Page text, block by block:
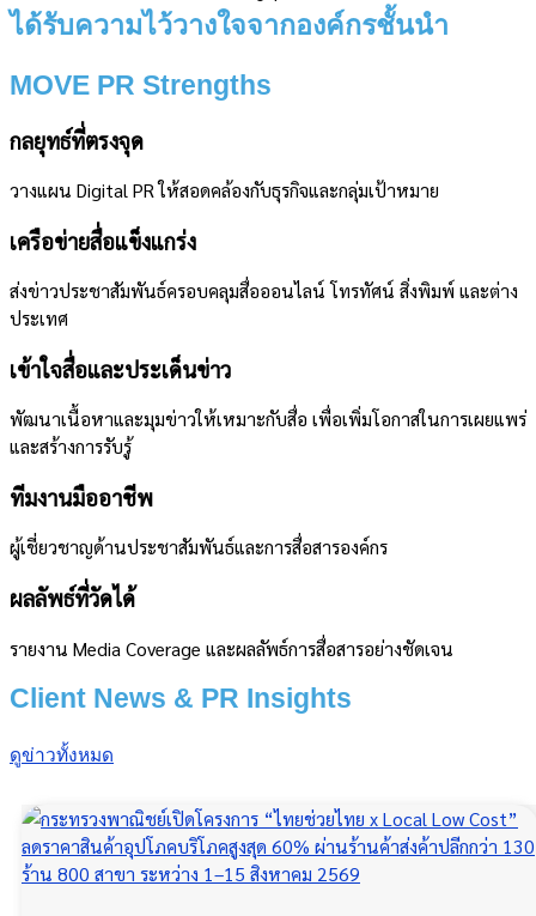
ได้รับความไว้วางใจจากองค์กรชั้นนำ
MOVE PR Strengths
กลยุทธ์ที่ตรงจุด
วางแผน Digital PR ให้สอดคล้องกับธุรกิจและกลุ่มเป้าหมาย
เครือข่ายสื่อแข็งแกร่ง
ส่งข่าวประชาสัมพันธ์ครอบคลุมสื่อออนไลน์ โทรทัศน์ สิ่งพิมพ์ และต่าง
ประเทศ
เข้าใจสื่อและประเด็นข่าว
พัฒนาเนื้อหาและมุมข่าวให้เหมาะกับสื่อ เพื่อเพิ่มโอกาสในการเผยแพร่
และสร้างการรับรู้
ทีมงานมืออาชีพ
ผู้เชี่ยวชาญด้านประชาสัมพันธ์และการสื่อสารองค์กร
ผลลัพธ์ที่วัดได้
รายงาน Media Coverage และผลลัพธ์การสื่อสารอย่างชัดเจน
Client News & PR Insights
ดูข่าวทั้งหมด